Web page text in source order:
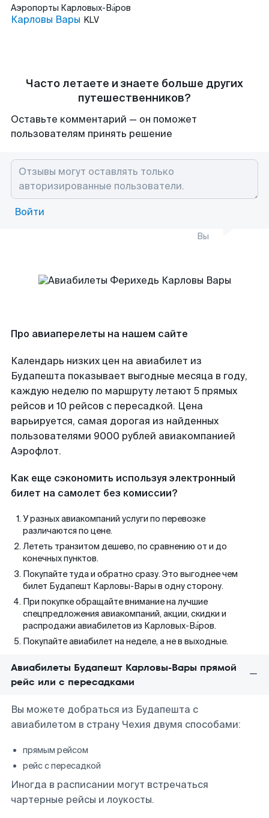
Аэропорты Карловых-Ва́ров
Карловы Вары KLV
Часто летаете и знаете больше других
путешественников?
Оставьте комментарий — он поможет
пользователям принять решение
Войти
Вы
Про авиаперелеты на нашем сайте
Календарь низких цен на авиабилет из
Будапешта показывает выгодные месяца в году,
каждую неделю по маршруту летают 5 прямых
рейсов и 10 рейсов с пересадкой. Цена
варьируется, самая дорогая из найденных
пользователями 9000 рублей авиакомпанией
Аэрофлот.
Как еще сэкономить используя электронный
билет на самолет без комиссии?
У разных авиакомпаний услуги по перевозке
различаются по цене.
Лететь транзитом дешево, по сравнению от и до
конечных пунктов.
Покупайте туда и обратно сразу. Это выгоднее чем
билет Будапешт Карловы-Вары в одну сторону.
При покупке обращайте внимание на лучшие
спецпредложения авиакомпаний, акции, скидки и
распродажи авиабилетов из Карловых-Ва́ров.
Покупайте авиабилет на неделе, а не в выходные.
Авиабилеты Будапешт Карловы-Вары прямой
рейс или с пересадками
Вы можете добраться из Будапешта с
авиабилетом в страну Чехия двумя способами:
прямым рейсом
рейс с пересадкой
Иногда в расписании могут встречаться
чартерные рейсы и лоукосты.